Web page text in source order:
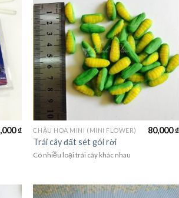
₫ CHẬU HOA MINI (MINI FLOWER)
Trái cây đất sét gói rời
80,000₫
Có nhiều loại trái cây khác nhau